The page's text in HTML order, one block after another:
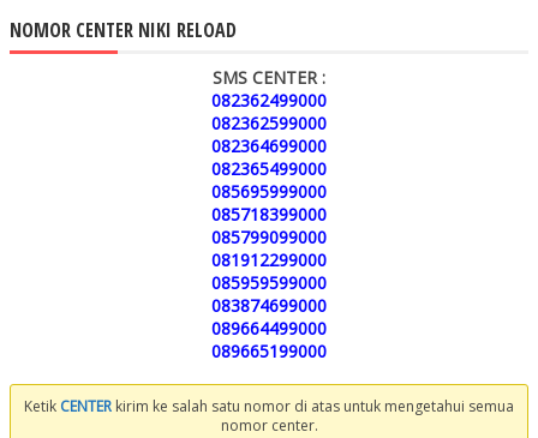
NOMOR CENTER NIKI RELOAD
SMS CENTER :
082362499000
082362599000
082364699000
082365499000
085695999000
085718399000
085799099000
081912299000
085959599000
083874699000
089664499000
089665199000
Ketik CENTER kirim ke salah satu nomor di atas untuk mengetahui semua
nomor center.